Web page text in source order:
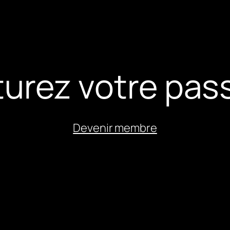
votre
Devenir membre